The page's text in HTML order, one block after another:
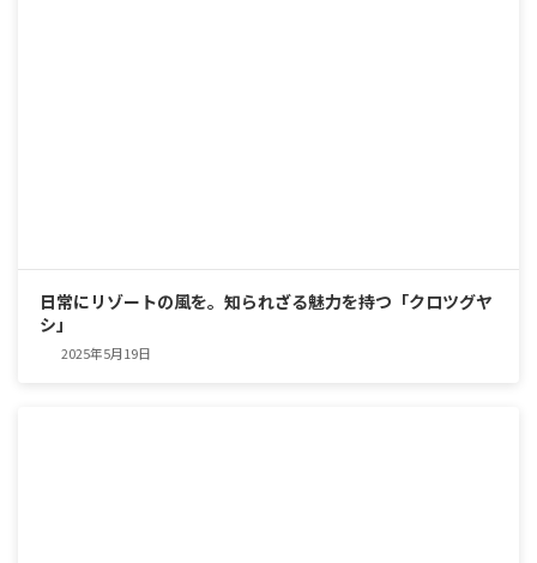
日常にリゾートの風を。知られざる魅力を持つ「クロツグヤ
シ」
2025年5月19日